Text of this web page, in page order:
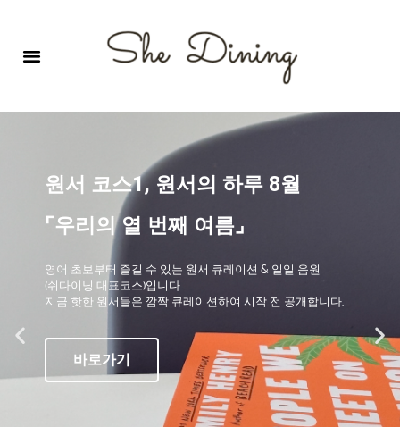
원서 코스1, 원서의 하루 8월
⌜우리의 열 번째 여름⌟
영어 초보부터 즐길 수 있는 원서 큐레이션 & 일일 음원
(쉬다이닝 대표코스)입니다.
지금 핫한 원서들은 깜짝 큐레이션하여 시작 전 공개합니다.
바로가기